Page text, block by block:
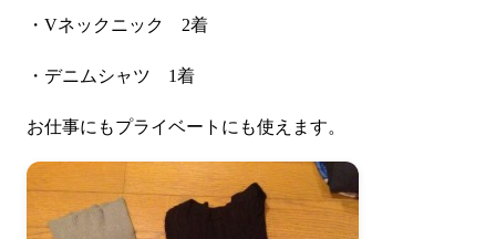
・Vネックニック 2着
・デニムシャツ 1着
お仕事にもプライベートにも使えます。